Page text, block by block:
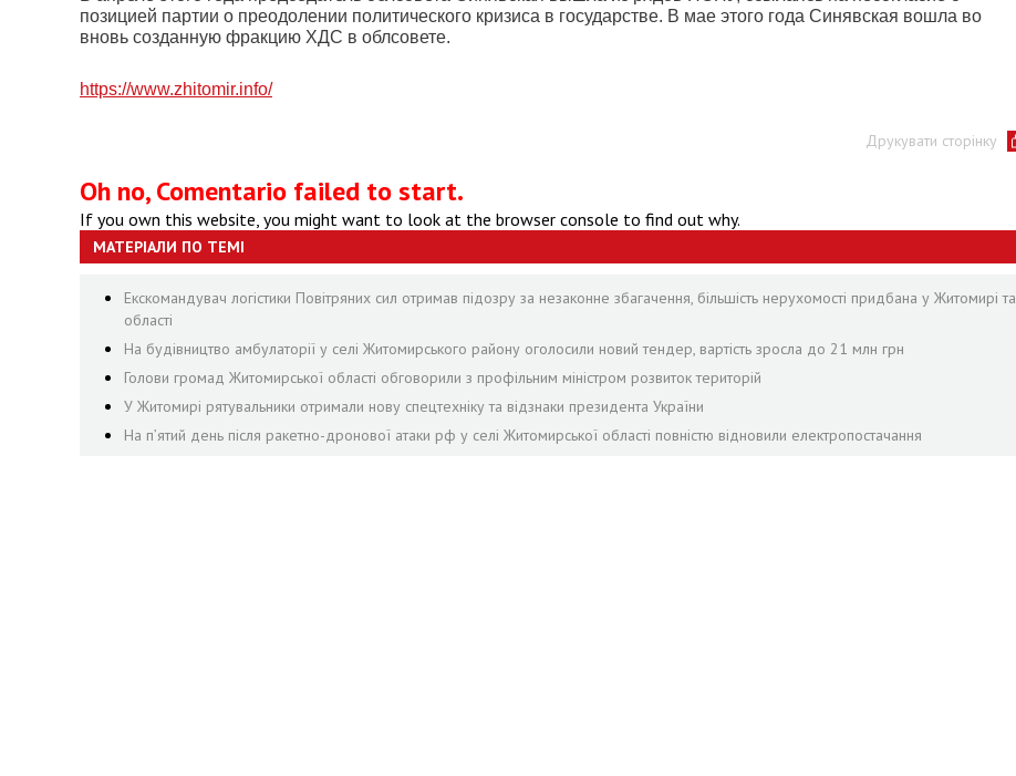
позицией партии о преодолении политического кризиса в государстве. В мае этого года Синявская вошла во
вновь созданную фракцию ХДС в облсовете.
https://www.zhitomir.info/
Друкувати сторінку
Oh no, Comentario failed to start.
If you own this website, you might want to look at the browser console to find out why.
МАТЕРІАЛИ ПО ТЕМІ
Екскомандувач логістики Повітряних сил отримав підозру за незаконне збагачення, більшість нерухомості придбана у Житомирі та
області
На будівництво амбулаторії у селі Житомирського району оголосили новий тендер, вартість зросла до 21 млн грн
Голови громад Житомирської області обговорили з профільним міністром розвиток територій
У Житомирі рятувальники отримали нову спецтехніку та відзнаки президента України
На пʼятий день після ракетно-дронової атаки рф у селі Житомирської області повністю відновили електропостачання